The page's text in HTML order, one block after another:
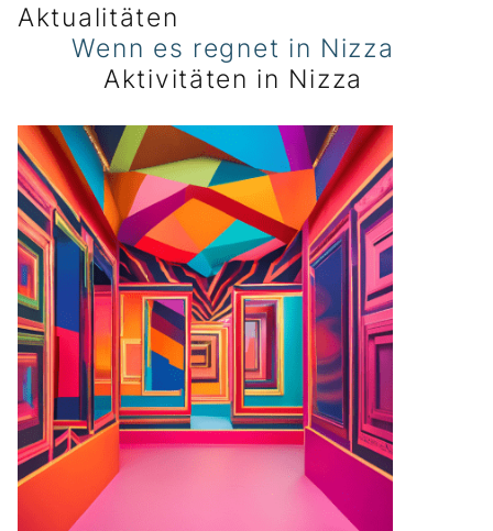
Aktualitäten
Wenn es regnet in Nizza
Aktivitäten in Nizza